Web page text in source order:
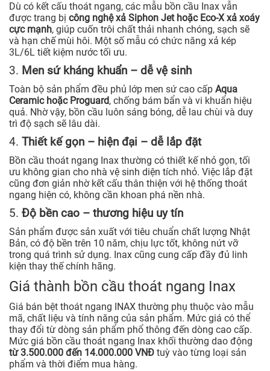
Dù có kết cấu thoát ngang, các mẫu bồn cầu Inax vẫn
được trang bị công nghệ xả Siphon Jet hoặc Eco-X xả xoáy
cực mạnh, giúp cuốn trôi chất thải nhanh chóng, sạch sẽ
và hạn chế mùi hôi. Một số mẫu có chức năng xả kép
3L/6L tiết kiệm nước tối ưu.
3. Men sứ kháng khuẩn – dễ vệ sinh
Toàn bộ sản phẩm đều phủ lớp men sứ cao cấp Aqua
Ceramic hoặc Proguard, chống bám bẩn và vi khuẩn hiệu
quả. Nhờ vậy, bồn cầu luôn sáng bóng, dễ lau chùi và duy
trì độ sạch sẽ lâu dài.
4. Thiết kế gọn – hiện đại – dễ lắp đặt
Bồn cầu thoát ngang Inax thường có thiết kế nhỏ gọn, tối
ưu không gian cho nhà vệ sinh diện tích nhỏ. Việc lắp đặt
cũng đơn giản nhờ kết cấu thân thiện với hệ thống thoát
ngang hiện có, không cần khoan phá nền nhà.
5. Độ bền cao – thương hiệu uy tín
Sản phẩm được sản xuất với tiêu chuẩn chất lượng Nhật
Bản, có độ bền trên 10 năm, chịu lực tốt, không nứt vỡ
trong quá trình sử dụng. Inax cũng cung cấp đầy đủ linh
kiện thay thế chính hãng.
Giá thành bồn cầu thoát ngang Inax
Giá bán bệt thoát ngang INAX thường phụ thuộc vào mẫu
mã, chất liệu và tính năng của sản phẩm. Mức giá có thể
thay đổi từ dòng sản phẩm phổ thông đến dòng cao cấp.
Mức giá bồn cầu thoát ngang Inax khối thường dao động
từ 3.500.000 đến 14.000.000 VNĐ tuỳ vào từng loại sản
phẩm và thời điểm mua hàng.